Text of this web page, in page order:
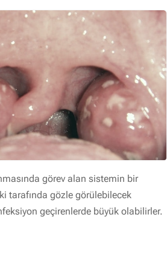
görev alan sistemin bir
tarafında gözle görülebilecek
geçirenlerde büyük olabilirler.